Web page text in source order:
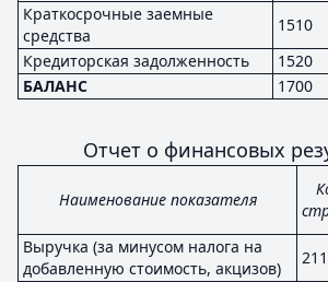
Краткосрочные заемные
средства
1510
Кредиторская задолженность
1520
БАЛАНС
1700
Отчет о финансовых
Наименование показателя
Выручка (за минусом налога на
добавленную стоимость, акцизов)